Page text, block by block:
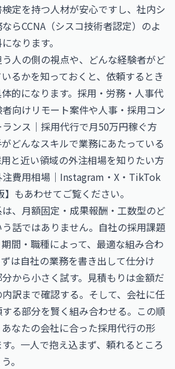
定を持つ人材が安心ですし、社内シ
らCCNA（シスコ技術者認定） のよ
なります。
人の側の視点や、どんな経験者がど
るかを知っておくと、依頼するとき
的になります。 採用・労務・人事代
向けリモート案件や人事・採用コン
ンス｜採用代行で月50万円稼ぐ方
どんなスキルで業務にあたっている
と近い領域の外注相場を知りたい方
注費用相場｜Instagram・X・TikTok
もあわせてご覧ください。
、月額固定・成果報酬・工数型のど
話ではありません。自社の採用課題
間・職種によって、最適な組み合わ
は自社の業務を書き出して仕分け
から小さく試す。見積もりは金額だ
訳まで確認する。そして、会社に任
る部分を賢く組み合わせる。この順
なたの会社に合った採用代行の形
。一人で抱え込まず、頼れるところ
。